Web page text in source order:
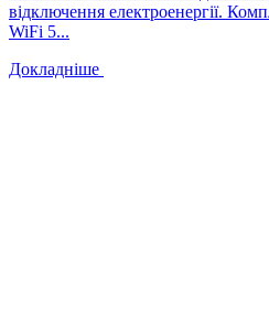
відключення електроенергії.
WiFi 5...
Докладніше